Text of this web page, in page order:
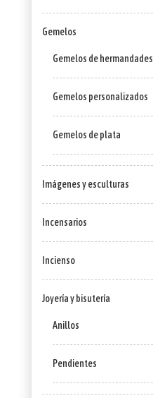
Gemelos
Gemelos de hermandades
Gemelos personalizados
Gemelos de plata
Imágenes y esculturas
Incensarios
Incienso
Joyería y bisutería
Anillos
Pendientes